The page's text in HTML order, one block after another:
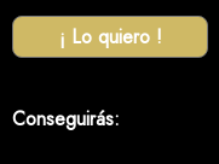
¡ Lo quiero !
Conseguirás: